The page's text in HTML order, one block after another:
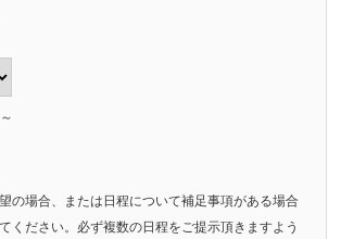
～
の場合、または日程について補足事項がある場合
ください。必ず複数の日程をご提示頂きますよう